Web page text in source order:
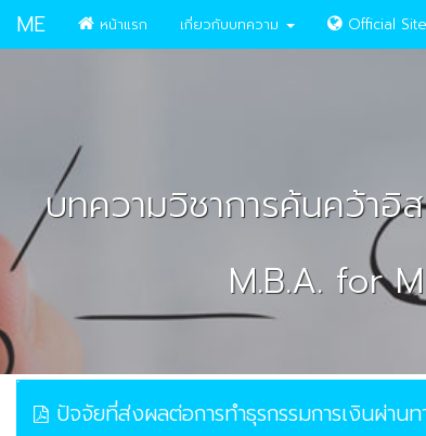
ME หน้าแรก เกี่ยวกับบทความ Official Site
บทความวิชาการค้นคว้าอิ
M.B.A. for
ปัจจัยที่ส่งผลต่อการทำธุรกรรมการเงินผ่าน